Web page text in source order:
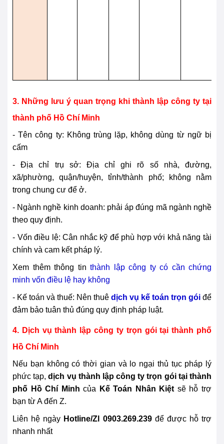
3. Những lưu ý quan trọng khi thành lập công ty tại
thành phố Hồ Chí Minh
- Tên công ty: Không trùng lặp, không dùng từ ngữ bị
cấm
- Địa chỉ trụ sở: Địa chỉ ghi rõ số nhà, đường,
xã/phường, quận/huyện, tỉnh/thành phố; không nằm
trong chung cư để ở.
- Ngành nghề kinh doanh: phải áp đúng mã ngành nghề
theo quy định.
- Vốn điều lệ: Cân nhắc kỹ để phù hợp với khả năng tài
chính và cam kết pháp lý.
Xem thêm thông tin thành lập công ty có cần chứng
minh vốn điều lệ hay không
- Kế toán và thuế: Nên thuê dịch vụ kế toán trọn gói để
đảm bảo tuân thủ đúng quy định pháp luật.
4. Dịch vụ thành lập công ty trọn gói tại thành phố
Hồ Chí Minh
Nếu bạn không có thời gian và lo ngại thủ tục pháp lý
phức tạp,dịch vụ thành lập công ty trọn gói tại thành
phố Hồ Chí Minh của Kế Toán Nhân Kiệt sẽ hỗ trợ
bạn từ A đến Z.
Liên hệ ngày Hotline/Zl 0903.269.239để được hỗ trợ
nhanh nhất